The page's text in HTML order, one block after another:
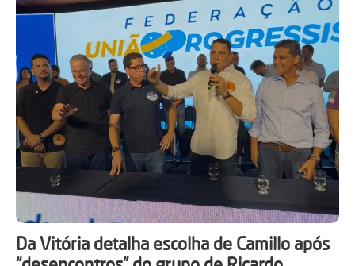
Da Vitória detalha escolha de Camillo após